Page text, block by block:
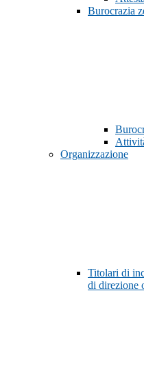
Burocrazia
Organizzazione
Titolari di
di direzione